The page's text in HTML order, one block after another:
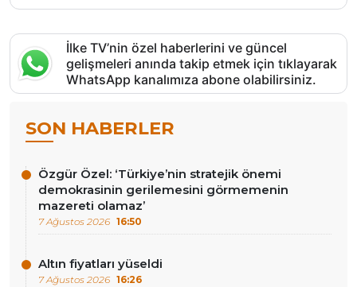
İlke TV’nin özel haberlerini ve güncel
gelişmeleri anında takip etmek için tıklayarak
WhatsApp kanalımıza abone olabilirsiniz.
SON HABERLER
Özgür Özel: ‘Türkiye’nin stratejik önemi
demokrasinin gerilemesini görmemenin
mazereti olamaz’
7 Ağustos 2026 16:50
Altın fiyatları yüseldi
7 Ağustos 2026 16:26